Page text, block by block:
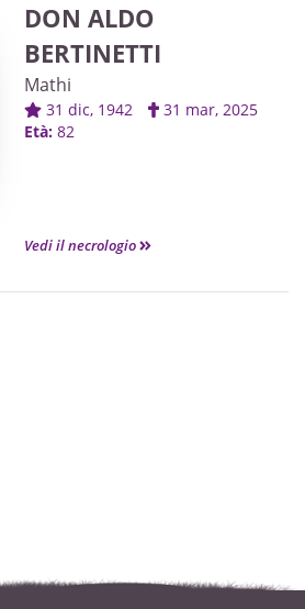
DON ALDO
BERTINETTI
Mathi
31 dic, 1942
31 mar, 2025
Età: 82
Vedi il necrologio